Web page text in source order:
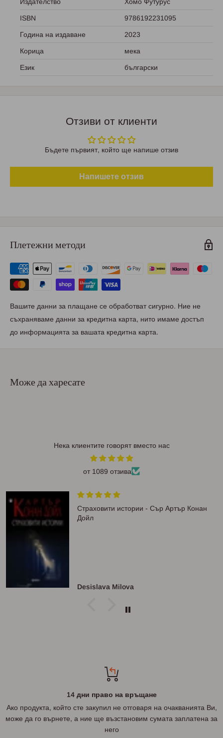
ISBN 9786192231095
Година на издаване 2023
Корица мека
Език български
Отзиви от клиенти
Бъдете първият, който ще напише отзив
Напишете отзив
Плетежни методи
Вашите данни за плащане се обработват сигурно. Ние не
съхраняваме данни за кредитна карта, нито имаме достъп
до информацията за вашата кредитна карта.
Може да харесате
Нека клиентите говорят вместо нас
от 1089 отзива
Страховити истории - Сър Артър Конан
Дойл
Desislava Milova
14 дни право на връщане
Ако продукта, който сте закупил не отговаря на очакванията Ви,
може да го върнете, а ние ще възстановим сумата заплатена за
него